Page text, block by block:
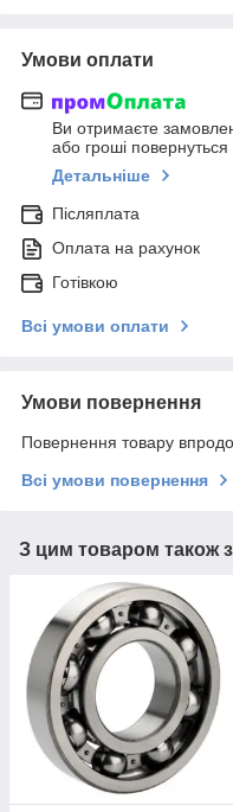
Умови оплати
Ви отримаєте
або гроші
Детальніше
Післяплата
Оплата на рахунок
Готівкою
Всі умови оплати
Умови повернення
Повернення товару
Всі умови повернення
З цим товаром також